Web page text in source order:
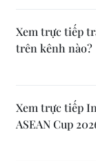
Xem trực tiếp
trên kênh nào?
Xem trực tiếp
ASEAN Cup